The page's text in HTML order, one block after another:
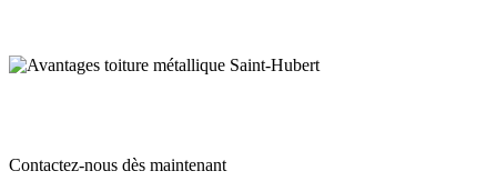
Contactez-nous dès maintenant